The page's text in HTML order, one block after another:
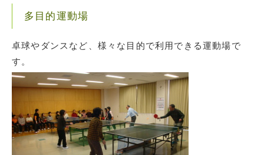
多目的運動場
卓球やダンスなど、様々な目的で利用できる運動場で
す。